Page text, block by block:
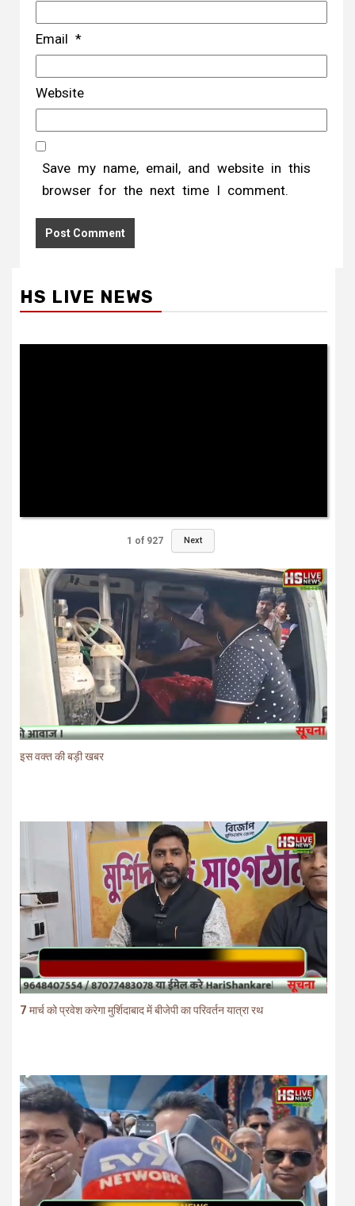
Email *
Website
Save my name, email, and website in this
browser for the next time I comment.
HS LIVE NEWS
1 of 927 Next
इस वक्त की बड़ी खबर
7 मार्च को प्रवेश करेगा मुर्शिदाबाद में बीजेपी का परिवर्तन यात्रा रथ